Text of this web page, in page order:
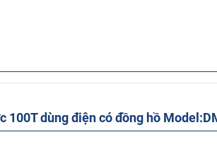
100T dùng điện có đồng hồ